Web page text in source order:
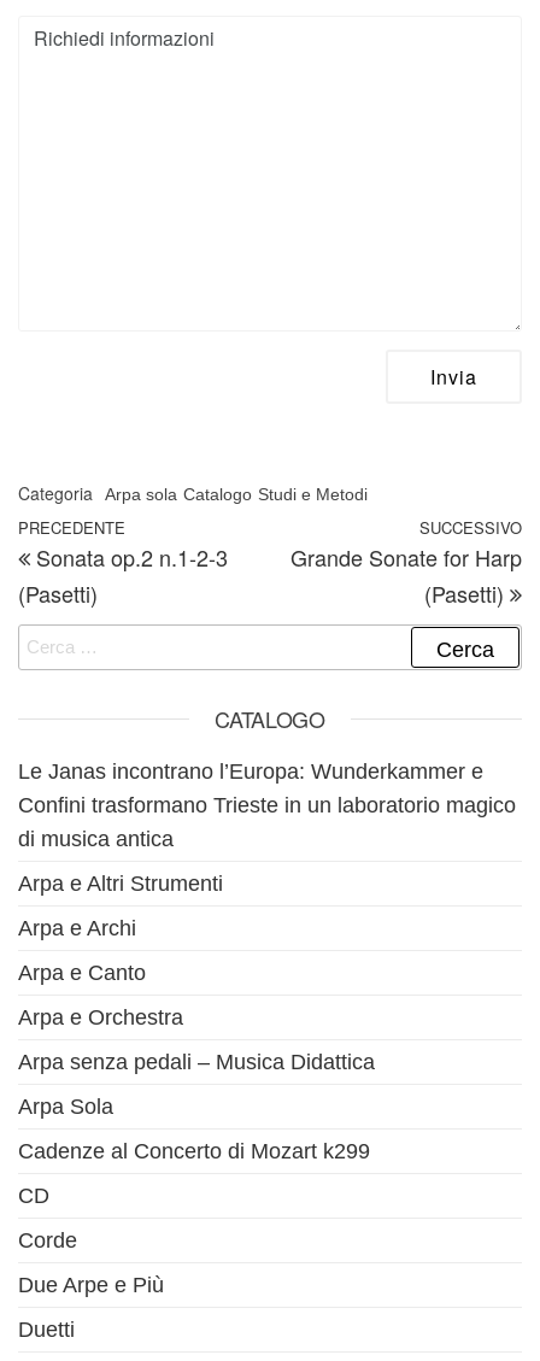
Categoria Arpa sola Catalogo Studi e Metodi
Navigazione articoli
Articolo precedente
PRECEDENTE
Sonata op.2 n.1-2-3
(Pasetti)
SUCCESSIVO
Grande Sonate for Harp
(Pasetti)
Ricerca per:
CATALOGO
Le Janas incontrano l’Europa: Wunderkammer e
Confini trasformano Trieste in un laboratorio magico
di musica antica
Arpa e Altri Strumenti
Arpa e Archi
Arpa e Canto
Arpa e Orchestra
Arpa senza pedali – Musica Didattica
Arpa Sola
Cadenze al Concerto di Mozart k299
CD
Corde
Due Arpe e Più
Duetti